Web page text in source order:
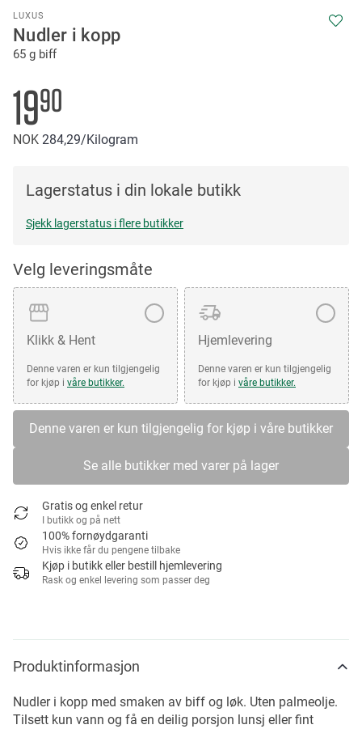
LUXUS
Nudler i kopp
65 g biff
1990
NOK 284 29/Kilogram
Lagerstatus i din lokale butikk
Sjekk lagerstatus i flere butikker
Velg leveringsmåte
Klikk & Hent
Denne varen er kun tilgjengelig
for kjøp i våre butikker.
Hjemlevering
Denne varen er kun tilgjengelig
for kjøp i våre butikker.
Denne varen er kun tilgjengelig for kjøp i våre butikker
Se alle butikker med varer på lager
Gratis og enkel retur
I butikk og på nett
100% fornøydgaranti
Hvis ikke får du pengene tilbake
Kjøp i butikk eller bestill hjemlevering
Rask og enkel levering som passer deg
to
the
beginning
the
images
gallery
Produktinformasjon
Nudler i kopp med smaken av biff og løk. Uten palmeolje.
Tilsett kun vann og få en deilig porsjon lunsj eller fint